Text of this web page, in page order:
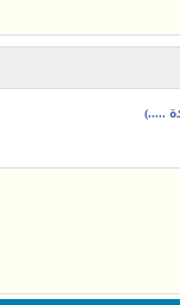
.....)